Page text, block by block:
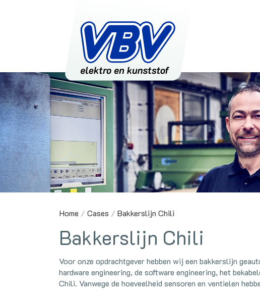
Home / Cases / Bakkerslijn Chili
Bakkerslijn Chili
Voor onze opdrachtgever hebben wij een bakkerslijn
hardware engineering, de software engineering, het
Chili. Vanwege de hoeveelheid sensoren en ventielen